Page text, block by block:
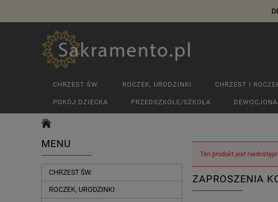
CHRZEST ŚW. ROCZEK, URODZINKI CHRZEST I
POKÓJ DZIECKA PRZEDSZKOLE/SZKOŁA
MENU
CHRZEST ŚW.
ROCZEK, URODZINKI
Ten produkt jest
ZAPROSZENIA